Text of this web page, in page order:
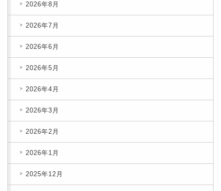
2026年8月
2026年7月
2026年6月
2026年5月
2026年4月
2026年3月
2026年2月
2026年1月
2025年12月